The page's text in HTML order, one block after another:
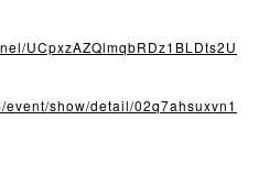
UCpxzAZQlmqbRDz1BLDts2U
show/detail/02q7ahsuxvn1